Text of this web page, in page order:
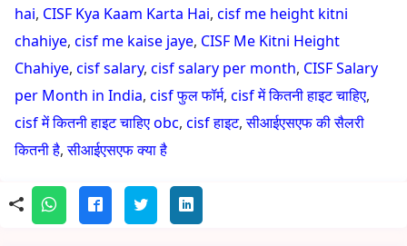
hai, CISF Kya Kaam Karta Hai, cisf me height kitni
chahiye, cisf me kaise jaye, CISF Me Kitni Height
Chahiye, cisf salary, cisf salary per month, CISF Salary
per Month in India, cisf फुल फॉर्म, cisf में कितनी हाइट चाहिए,
cisf में कितनी हाइट चाहिए obc, cisf हाइट,सीआईएसएफ की सैलरी
कितनी है,सीआईएसएफ क्या है